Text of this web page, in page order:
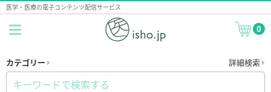
医学・医療の電子コンテンツ配信サービス
0
カテゴリー 詳細検索